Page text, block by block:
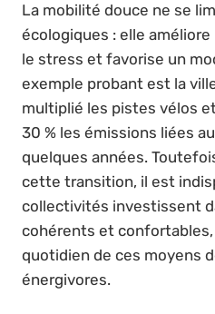
La mobilité douce ne se
écologiques : elle
le stress et favorise un
exemple probant est la
multiplié les pistes vélos
30 % les émissions liées
quelques années.
cette transition, il est
collectivités investissent
cohérents et confortables,
quotidien de ces moyens
énergivores.